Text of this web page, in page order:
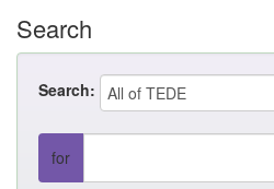
Search
Search:
for